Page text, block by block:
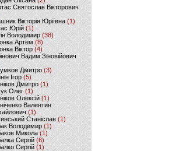
Святослав Вікторович
Вікторія Юріївна (1)
Юрій (1)
Володимир(38)
Артем (8)
Віктор(4)
Вадим Зіновійович
Дмитро (3)
Ігор(5)
Дмитро (1)
Олег (1)
Олексій(1)
Валентин
(1)
Станіслав (1)
Володимир(1)
Микола(1)
Сергій (6)
Сергій (1)